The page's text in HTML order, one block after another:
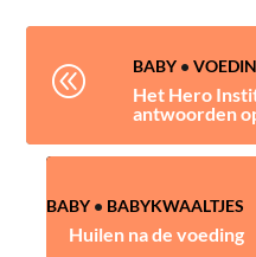
@ BABY •
Het Hero
antwoorden
BABY• BABYKWAALTJES
Huilen na de voeding